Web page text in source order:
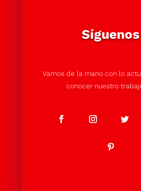
Síguenos
Vamos de la mano con lo
conocer nuestro